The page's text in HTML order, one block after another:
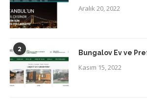
Aralık 20, 2022
2 Bungalov Ev ve
Kasım 15, 2022